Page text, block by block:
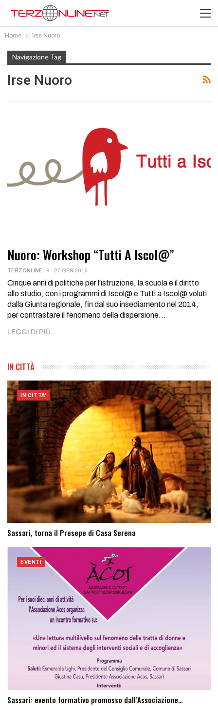
Home Irse Nuoro
Navigazione Tag
Irse Nuoro
Nuoro: Workshop “Tutti A Iscol@”
TERZONLINE 20 GEN 2019
Cinque anni di politiche per l’istruzione, la scuola e il diritto
allo studio, con i programmi di Iscol@ e Tutti a Iscol@ voluti
dalla Giunta regionale, fin dal suo insediamento nel 2014,
per contrastare il fenomeno della dispersione…
LEGGI DI PIÙ...
IN CITTÀ
IN CITTA'
Sassari, torna il Presepe di Casa Serena
EVENTI
Sassari: evento formativo promosso dall’Associazione…